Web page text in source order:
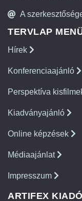
A
TERVLAP
Hírek
Konferenciaajánló
Perspektíva
Kiadványajánló
Online képzések
Médiaajánlat
Impresszum
ARTIFEX KIADÓ